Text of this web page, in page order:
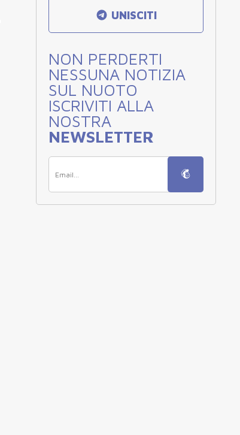
UNISCITI
NON PERDERTI
NESSUNA NOTIZIA
SUL NUOTO
ISCRIVITI ALLA
NOSTRA
NEWSLETTER